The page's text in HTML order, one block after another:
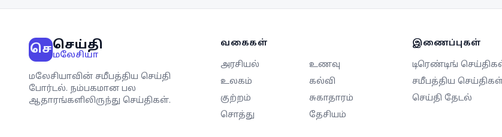
செசெய்தி
மலேசியா
மலேசியாவின் சமீபத்திய செய்தி
போர்டல். நம்பகமான பல
ஆதாரங்களிலிருந்து செய்திகள்.
வகைகள்
அரசியல்
உணவு
உலகம்
கல்வி
குற்றம்
சுகாதாரம்
சொத்து
தேசியம்
இணைப்புகள்
டிரெண்டிங்
சமீபத்திய
செய்தி தேடல்